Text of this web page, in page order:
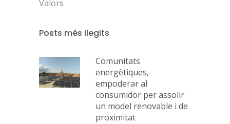
Valors
Posts més llegits
Comunitats
energètiques,
empoderar al
consumidor per assolir
un model renovable i de
proximitat